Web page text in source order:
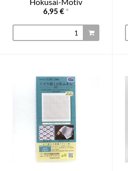
6,95 € *